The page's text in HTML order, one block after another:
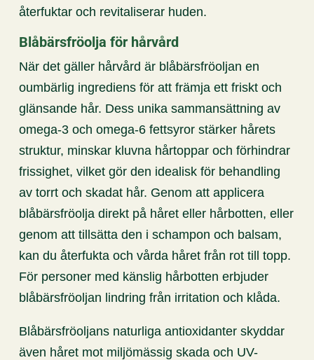
återfuktar och revitaliserar huden.
Blåbärsfröolja för hårvård
När det gäller hårvård är blåbärsfröoljan en
oumbärlig ingrediens för att främja ett friskt och
glänsande hår. Dess unika sammansättning av
omega-3 och omega-6 fettsyror stärker hårets
struktur, minskar kluvna hårtoppar och förhindrar
frissighet, vilket gör den idealisk för behandling
av torrt och skadat hår. Genom att applicera
blåbärsfröolja direkt på håret eller hårbotten, eller
genom att tillsätta den i schampon och balsam,
kan du återfukta och vårda håret från rot till topp.
För personer med känslig hårbotten erbjuder
blåbärsfröoljan lindring från irritation och klåda.
Blåbärsfröoljans naturliga antioxidanter skyddar
även håret mot miljömässig skada och UV-